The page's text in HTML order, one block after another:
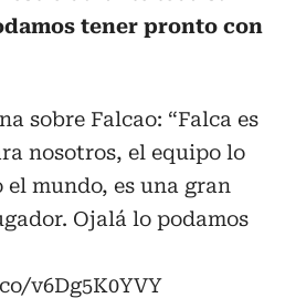
tener pronto con
sobre Falcao: “Falca es
nosotros, el equipo lo
mundo, es una gran
Ojalá lo podamos
v6Dg5K0YVY